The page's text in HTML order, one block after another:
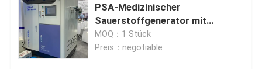
PSA-Medizinischer
Sauerstoffgenerator mit
Füllstation
MOQ：1 Stück
Preis：negotiable